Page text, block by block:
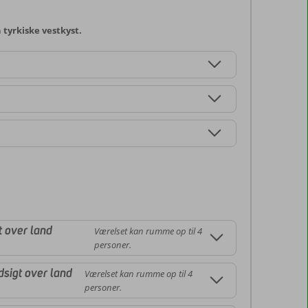
tyrkiske vestkyst.
over land
Værelset kan rumme op til 4
personer.
over land
Værelset kan rumme op til 4
personer.